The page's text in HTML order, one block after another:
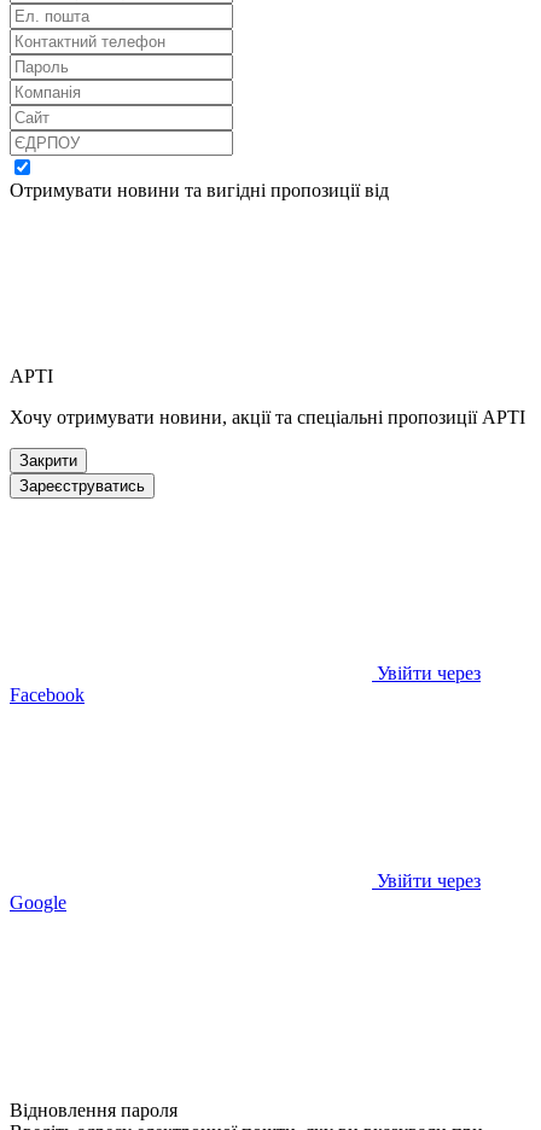
Отримувати новини та вигідні пропозиції від
АРТІ
Хочу отримувати новини, акції та спеціальні пропозиції АРТІ
Закрити
Зареєструватись
Увійти через
Facebook
Увійти через
Google
Відновлення пароля